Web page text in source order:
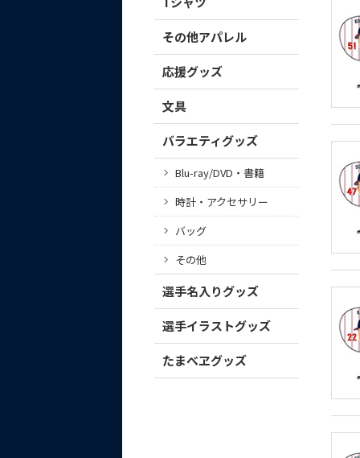
その他アパレル
応援グッズ
文具
バラエティグッズ
Blu-ray/DVD・書籍
時計・アクセサリー
バッグ
その他
選手名入りグッズ
選手イラストグッズ
たまべヱグッズ